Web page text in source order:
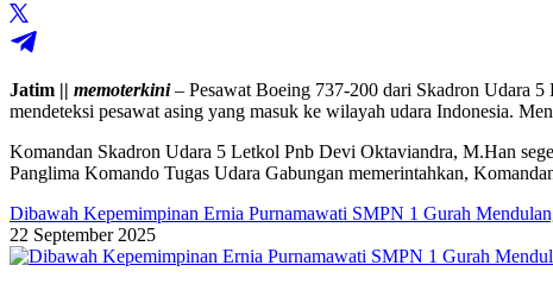
Jatim || memoterkini– Pesawat Boeing 737-200 dari Skadron Udara 5
mendeteksi pesawat asing yang masuk ke wilayah udara Indonesia.
Komandan Skadron Udara 5 Letkol Pnb Devi Oktaviandra, M.Han
Panglima Komando Tugas Udara Gabungan memerintahkan,
Dibawah Kepemimpinan Ernia Purnamawati SMPN 1 Gurah
22 September 2025